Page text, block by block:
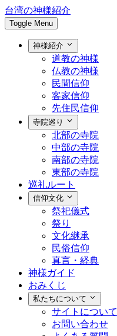
台湾の神様紹介
Toggle Menu
神様紹介
道教の神様
仏教の神様
民間信仰
客家信仰
先住民信仰
寺院巡り
北部の寺院
中部の寺院
南部の寺院
東部の寺院
巡礼ルート
信仰文化
祭祀儀式
祭り
文化継承
民俗信仰
真言・経典
神様ガイド
おみくじ
私たちについて
サイトについて
お問い合わせ